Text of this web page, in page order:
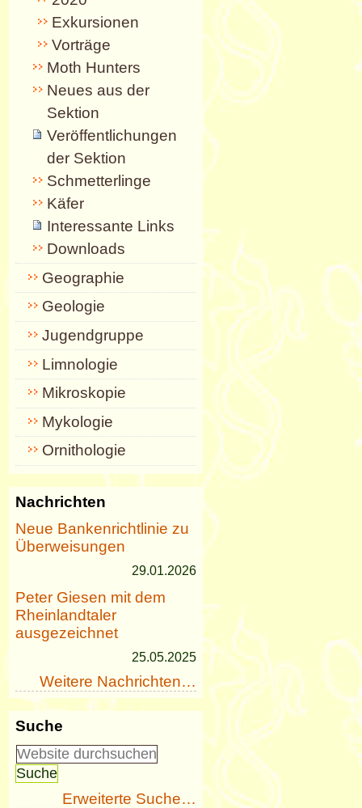
Exkursionen
Vorträge
Moth Hunters
Neues aus der
Sektion
Veröffentlichungen
der Sektion
Schmetterlinge
Käfer
Interessante Links
Downloads
Geographie
Geologie
Jugendgruppe
Limnologie
Mikroskopie
Mykologie
Ornithologie
Nachrichten
Neue Bankenrichtlinie zu
Überweisungen
29.01.2026
Peter Giesen mit dem
Rheinlandtaler
ausgezeichnet
25.05.2025
Weitere Nachrichten…
Suche
Erweiterte Suche…